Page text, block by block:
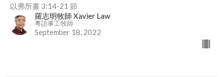
以弗所書 3:14-21 節
羅志明牧師 Xavier Law
粵語事工牧師
September 18, 2022